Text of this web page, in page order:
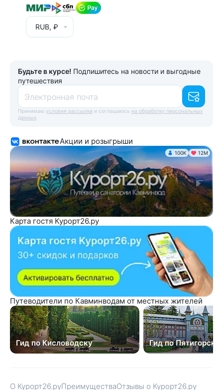
RUB, ₽
Будьте в курсе! Подпишитесь на новости и выгодные
путешествия
Электронная почта
Принимаю условия рассылки и соглашаюсь на обработку персональных
данных
Акции и розыгрыши
100K 12М
Карта гостя Курорт26.ру
Путеводители по Кавминводам от местных жителей
Гид по Кисловодску Гид по Пятигорску
О Курорт26.руПреимуществаОтзывы о Курорт26.ру